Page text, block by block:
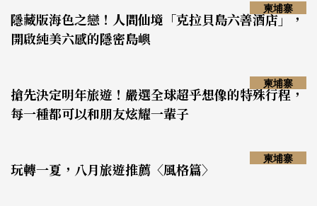
隱藏版海色之戀！人間仙境「克拉貝島六善酒店」，
開啟純美六感的隱密島嶼
柬埔寨
搶先決定明年旅遊！嚴選全球超乎想像的特殊行程，
每一種都可以和朋友炫耀一輩子
柬埔寨
玩轉一夏，八月旅遊推薦〈風格篇〉
柬埔寨